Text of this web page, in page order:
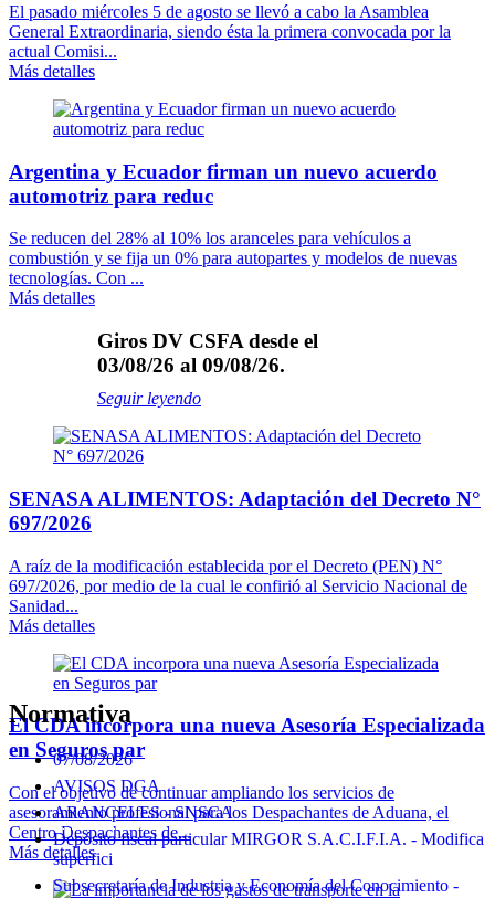
El pasado miércoles 5 de agosto se llevó a cabo la Asamblea
General Extraordinaria, siendo ésta la primera convocada por la
actual Comisi...
Más detalles
Argentina y Ecuador firman un nuevo acuerdo
automotriz para reduc
Se reducen del 28% al 10% los aranceles para vehículos a
combustión y se fija un 0% para autopartes y modelos de nuevas
tecnologías. Con ...
Más detalles
Giros DV CSFA desde el
03/08/26 al 09/08/26.
Seguir leyendo
SENASA ALIMENTOS: Adaptación del Decreto N°
697/2026
A raíz de la modificación establecida por el Decreto (PEN) N°
697/2026, por medio de la cual le confirió al Servicio Nacional de
Sanidad...
Más detalles
El CDA incorpora una nueva Asesoría Especializada
en Seguros par
Con el objetivo de continuar ampliando los servicios de
asesoramiento profesional para los Despachantes de Aduana, el
Centro Despachantes de...
Más detalles
Normativa
07/08/2026
AVISOS DGA
ARANCELES - SNSCA
Depósito fiscal particular MIRGOR S.A.C.I.F.I.A. - Modifica
superfici
Subsecretaría de Industria y Economía del Conocimiento -